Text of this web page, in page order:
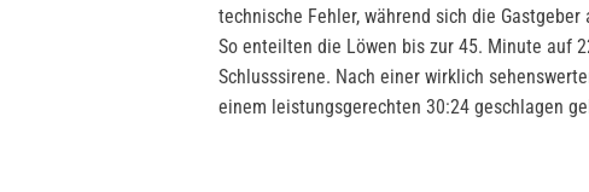
technische Fehler, während sich die
So enteilten die Löwen bis zur 45. Minute auf
Schlusssirene. Nach einer wirklich
einem leistungsgerechten 30:24 geschlagen